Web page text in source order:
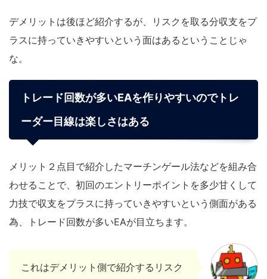
デメリットは後ほど紹介するが、リスクを取る分収支をプ
ラスに持っていきやすいという面はあるということじゃ
な。
トレード回数が多いEAを作りやすいのでトレ
ーダー目線は楽しさはある
メリット２点目で紹介したマーチンゲール法などを組み合
わせることで、初回のエントリーポイントを多少甘くして
力技で収支をプラスに持っていきやすいという側面がある
為、トレード回数が多いEAが目立ちます。
これはデメリット側で紹介するリスク